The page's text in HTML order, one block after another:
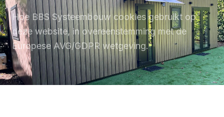
Hoe BBS Systeembouw cookies gebruikt op
deze website, in overeenstemming met de
Europese AVG/GDPR wetgeving.